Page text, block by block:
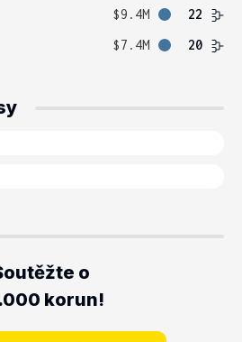
$9.4M
22
$7.4M 20
o
korun!